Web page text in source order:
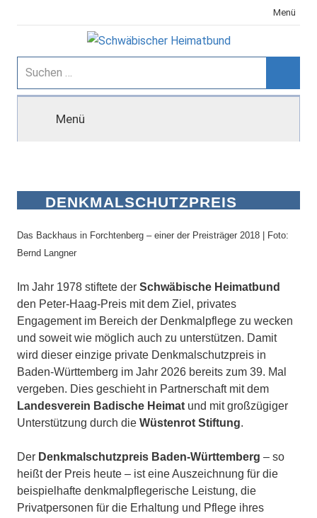
Inhalt
Menü
Schwäbischer
Heimatbund
Suchen
nach:
Menü
DENKMALSCHUTZPREIS
Das Backhaus in Forchtenberg – einer der Preisträger 2018 | Foto:
Bernd Langner
Im Jahr 1978 stiftete der Schwäbische Heimatbund
den Peter-Haag-Preis mit dem Ziel, privates
Engagement im Bereich der Denkmalpflege zu wecken
und soweit wie möglich auch zu unterstützen. Damit
wird dieser einzige private Denkmalschutzpreis in
Baden-Württemberg im Jahr 2026 bereits zum 39. Mal
vergeben. Dies geschieht in Partnerschaft mit dem
Landesverein Badische Heimat und mit großzügiger
Unterstützung durch die Wüstenrot Stiftung.
Der Denkmalschutzpreis Baden-Württemberg – so
heißt der Preis heute – ist eine Auszeichnung für die
beispielhafte denkmalpflegerische Leistung, die
Privatpersonen für die Erhaltung und Pflege ihres